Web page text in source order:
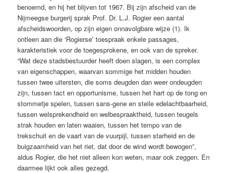
benoemd, en hij het blijven tot 1967. Bij zijn afscheid van de
Nijmeegse burgerij sprak Prof. Dr. L.J. Rogier een aantal
afscheidswoorden, op zijn eigen onnavolgbare wijze (1). Ik
ontleen aan die ‘Rogierse’ toespraak enkele passages,
karakteristiek voor de toegesprokene, en ook van de spreker.
“Wat deze stadsbestuurder heeft doen slagen, is een complex
van eigenschappen, waarvan sommige het midden houden
tussen twee uitersten, die soms deugden dan weer ondeugden
zijn, tussen tact en opportunisme, tussen het hart op de tong en
stommetje spelen, tussen sans-gene en steile edelachtbaarheid,
tussen welsprekendheid en welbespraaktheid, tussen teugels
strak houden en laten waaien, tussen het tempo van de
trekschuit en de vaart van de vuurpijl, tussen starheid en de
buigzaamheid van het riet, dat door de wind wordt bewogen”,
aldus Rogier, die het niet alleen kon weten, maar ook zeggen. En
daarmee lijkt ook alles gezegd.